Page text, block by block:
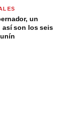
un
son los seis